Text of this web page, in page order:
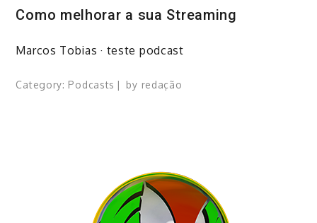
Como melhorar a sua Streaming
Marcos Tobias · teste podcast
Category: Podcasts by redação